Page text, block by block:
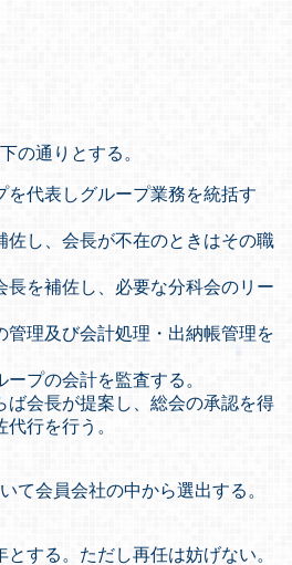
の通りとする。
を代表しグループ業務を統括す
佐し、会長が不在のときはその職
長を補佐し、必要な分科会のリー
管理及び会計処理・出納帳管理を
プの会計を監査する。
ば会長が提案し、総会の承認を得
行を行う。
会員会社の中から選出する。
する。ただし再任は妨げない。